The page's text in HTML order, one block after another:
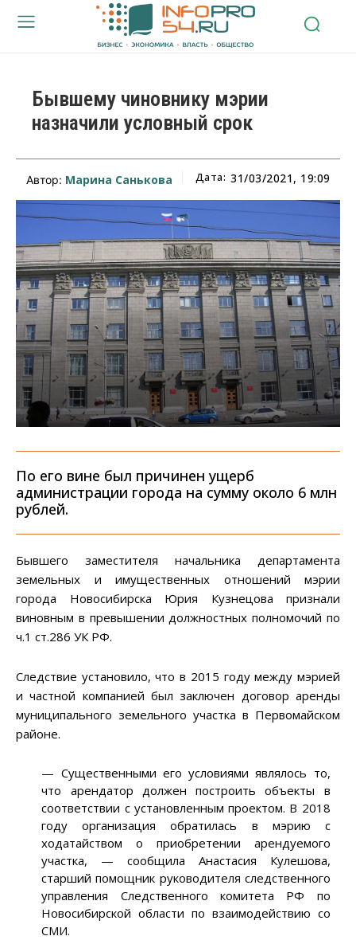
Бывшему чиновнику мэрии
назначили условный срок
Автор: Марина Санькова Дата: 31/03/2021, 19:09
По его вине был причинен ущерб
администрации города на сумму около 6 млн
рублей.
Бывшего заместителя начальника департамента
земельных и имущественных отношений мэрии
города Новосибирска Юрия Кузнецова признали
виновным в превышении должностных полномочий по
ч.1 ст.286 УК РФ.
Следствие установило, что в 2015 году между мэрией
и частной компанией был заключен договор аренды
муниципального земельного участка в Первомайском
районе.
— Существенными его условиями являлось то,
что арендатор должен построить объекты в
соответствии с установленным проектом. В 2018
году организация обратилась в мэрию с
ходатайством о приобретении арендуемого
участка, — сообщила Анастасия Кулешова,
старший помощник руководителя следственного
управления Следственного комитета РФ по
Новосибирской области по взаимодействию со
СМИ.